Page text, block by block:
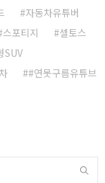
자동차유튜버
스포티지
셀토스
SUV
#연못구름유튜브